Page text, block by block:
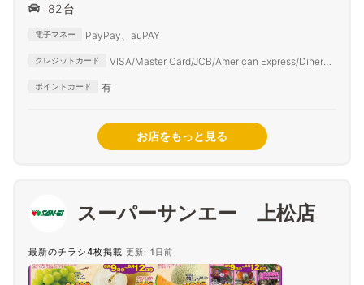
82台
電子マネー PayPay、auPAY
クレジットカード
VISA/Master Card/JCB/American Express/Diners
ポイントカード 有
お店をもっと見る
スーパーサンエー 上松店
最新のチラシ4枚掲載 更新: 1日前